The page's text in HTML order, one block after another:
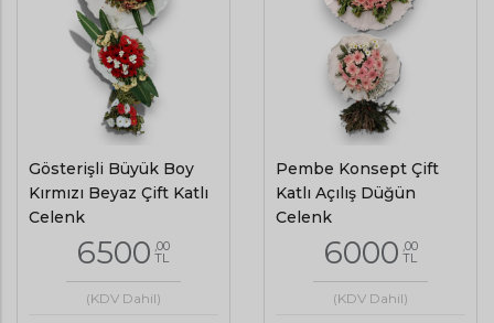
Gösterişli Büyük Boy
Kırmızı Beyaz Çift Katlı
Çelenk
6500 ,00
TL
(KDV Dahil)
Pembe Konsept Çift
Katlı Açılış Düğün
Çelenk
6000 ,00
TL
(KDV Dahil)